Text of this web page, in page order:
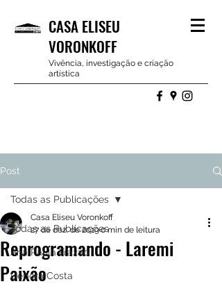
CASA ELISEU
VORONKOFF
Vivência, investigação e criação
artística
Post
Todas as Publicações
Ana Paula Frazão
Debora Costa
Todas as Publicações
Reprogramando - Laremi
Paixão
Casa Eliseu Voronkoff
27 de dez. de 20190 min de leitura